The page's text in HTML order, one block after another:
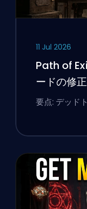
11 Jul 2026
Path of
ードの修
要点: デッド